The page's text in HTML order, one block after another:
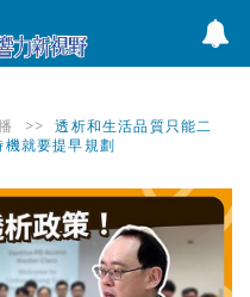
>>
透析和生活品質只能二
就要提早規劃